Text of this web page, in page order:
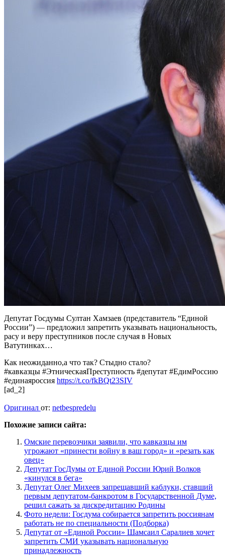
Депутат Госдумы Султан Хамзаев (представитель “Единой
России”) — предложил запретить указывать национальность,
расу и веру преступников после случая в Новых
Ватутинках…
Как неожиданно,а что так? Стыдно стало?
#кавказцы #ЭтническаяПреступность #депутат #ЕдимРоссию
#единаяроссия https://t.co/fkBQt23SIV
[ad_2]
Оригинал от: netbespredelu
Похожие записи сайта:
Омские перевозчики заявили, что кавказцы им
угрожают «принести войну в ваш город» и «резать как
овец»
Депутат ГосДумы от Единой России Юрий Волков
«кинулся в бега»
Депутат Олег Михеев запрещавший каблуки, ставший
первым депутатом-банкротом в Государственной Думе,
решил сажать за дискредитацию Родины
Фото недели: Госдума собирается запретить россиянам
работать не по специальности (Подборка)
Депутат от «Единой России» Шамсаил Саралиев хочет
запретить СМИ указывать национальную
принадлежность